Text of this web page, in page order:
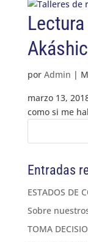
por Admin |
marzo 13,
como si me
Entradas
ESTADOS DE
Sobre
TOMA